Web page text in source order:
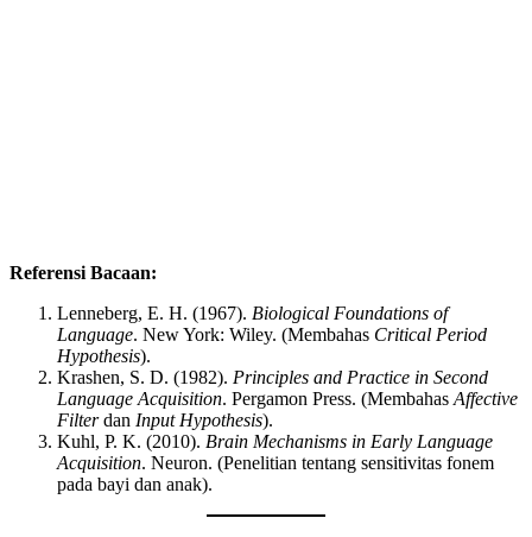
Referensi Bacaan:
Lenneberg, E. H. (1967). Biological Foundations of
Language. New York: Wiley. (Membahas Critical Period
Hypothesis).
Krashen, S. D. (1982). Principles and Practice in Second
Language Acquisition. Pergamon Press. (Membahas Affective
Filterdan Input Hypothesis).
Kuhl, P. K. (2010). Brain Mechanisms in Early Language
Acquisition. Neuron. (Penelitian tentang sensitivitas fonem
pada bayi dan anak).